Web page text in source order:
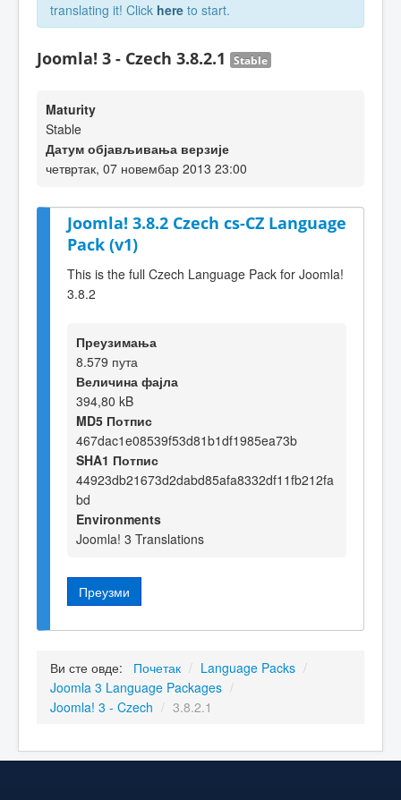
translating it! Click here to start.
Joomla! 3 - Czech 3.8.2.1 Stable
Maturity
Stable
Датум објављивања верзије
четвртак, 07 новембар 2013 23:00
Joomla! 3.8.2 Czech cs-CZ Language
Pack (v1)
This is the full Czech Language Pack for Joomla!
3.8.2
Преузимања
8.579 пута
Величина фајла
394,80 kB
MD5 Потпис
467dac1e08539f53d81b1df1985ea73b
SHA1 Потпис
44923db21673d2dabd85afa8332df11fb212fa
bd
Environments
Joomla! 3 Translations
Преузми
Ви сте овде: Почетак / Language Packs /
Joomla 3 Language Packages /
Joomla! 3 - Czech / 3.8.2.1